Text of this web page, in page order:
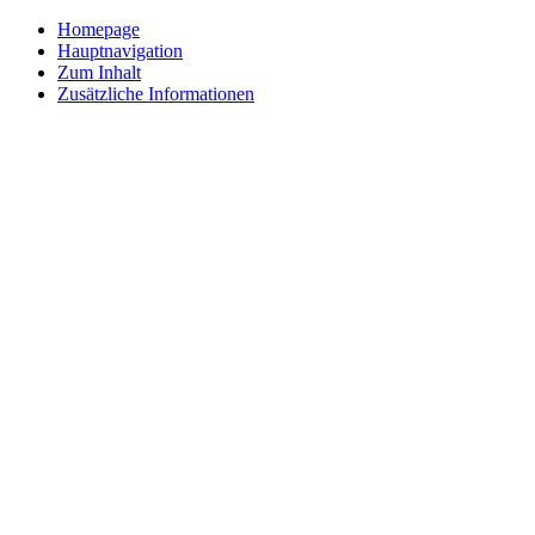
Homepage
Hauptnavigation
Zum Inhalt
Zusätzliche Informationen